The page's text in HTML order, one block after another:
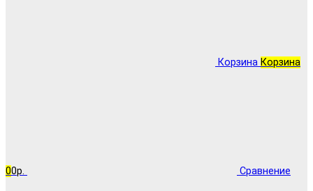
Корзина Корзина
00р. Сравнение